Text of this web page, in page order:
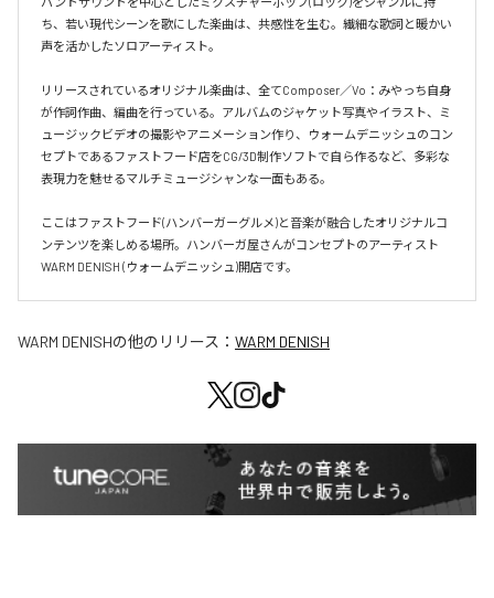
ち、若い現代シーンを歌にした楽曲は、共感性を生む。繊細な歌詞と暖かい
声を活かしたソロアーティスト。
リリースされているオリジナル楽曲は、全てComposer／Vo：みやっち自身
が作詞作曲、編曲を行っている。アルバムのジャケット写真やイラスト、ミ
ュージックビデオの撮影やアニメーション作り、ウォームデニッシュのコン
セプトであるファストフード店をCG/3D制作ソフトで自ら作るなど、多彩な
表現力を魅せるマルチミュージシャンな一面もある。
ここはファストフード(ハンバーガーグルメ)と音楽が融合したオリジナルコ
ンテンツを楽しめる場所。ハンバーガ屋さんがコンセプトのアーティスト
WARM DENISH (ウォームデニッシュ)開店です。
WARM DENISHの他のリリース： WARM DENISH